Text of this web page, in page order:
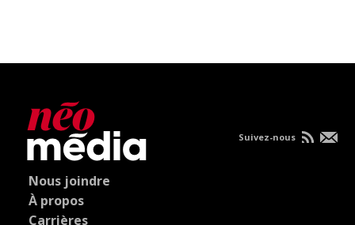
Nous joindre
À propos
Carrières
Suivez-nous